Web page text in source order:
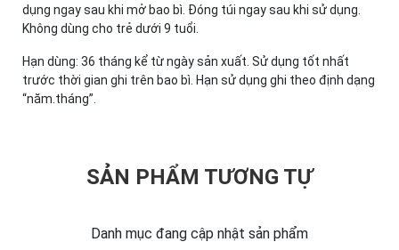
dụng ngay sau khi mở bao bì. Đóng túi ngay sau khi sử dụng.
Không dùng cho trẻ dưới 9 tuổi.
Hạn dùng: 36 tháng kể từ ngày sản xuất. Sử dụng tốt nhất
trước thời gian ghi trên bao bì. Hạn sử dụng ghi theo định dạng
“năm.tháng”.
SẢN PHẨM TƯƠNG TỰ
Danh mục đang cập nhật sản phẩm